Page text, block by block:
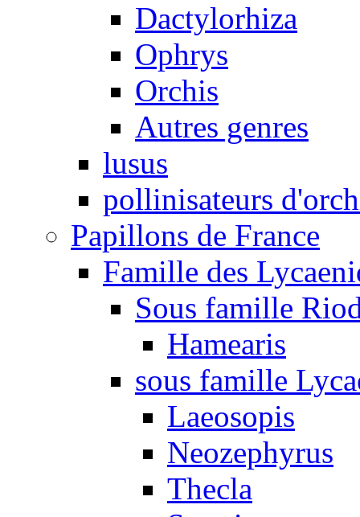
Dactylorhiza
Ophrys
Orchis
Autres genres
lusus
pollinisateurs
Papillons de France
Famille des
Sous famille
Hamearis
sous famille
Laeosopis
Neozephyrus
Thecla